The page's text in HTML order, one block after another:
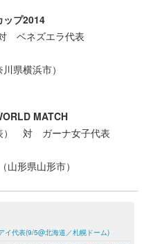
プ2014
ベネズエラ代表
県横浜市）
MATCH
） 対 ガーナ女子代表
形県山形市）
イ代表(9/5@北海道／札幌ドーム)